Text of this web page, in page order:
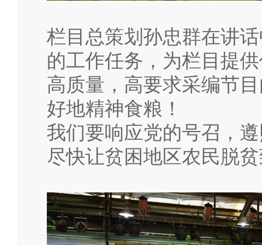
栏目总策划孙忠群在讲
的工作任务，为栏目提
高质量，高要求采编节
好地精神食粮！
我们要响应党的号召，
尽快让贫困地区农民脱